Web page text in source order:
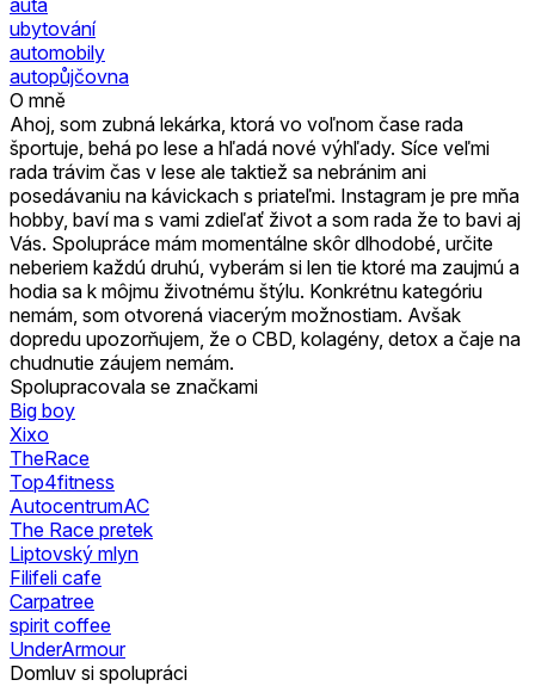
ubytování
automobily
autopůjčovna
O mně
Ahoj, som zubná lekárka, ktorá vo voľnom čase rada
športuje, behá po lese a hľadá nové výhľady. Síce veľmi
rada trávim čas v lese ale taktiež sa nebránim ani
posedávaniu na kávickach s priateľmi. Instagram je pre mňa
hobby, baví ma s vami zdieľať život a som rada že to bavi aj
Vás. Spolupráce mám momentálne skôr dlhodobé, určite
neberiem každú druhú, vyberám si len tie ktoré ma zaujmú a
hodia sa k môjmu životnému štýlu. Konkrétnu kategóriu
nemám, som otvorená viacerým možnostiam. Avšak
dopredu upozorňujem, že o CBD, kolagény, detox a čaje na
chudnutie záujem nemám.
Spolupracovala se značkami
Big boy
Xixo
TheRace
Top4fitness
AutocentrumAC
The Race pretek
Liptovský mlyn
Filifeli cafe
Carpatree
spirit coffee
UnderArmour
Domluv si spolupráci